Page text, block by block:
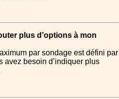
plus d’options à mon
par sondage est défini par
avez besoin d’indiquer plus